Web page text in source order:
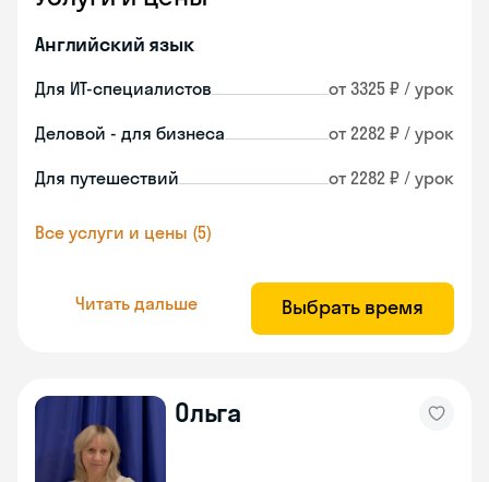
Английский язык
Для ИТ-специалистов от 3325 ₽ / урок
Деловой - для бизнеса от 2282 ₽ / урок
Для путешествий от 2282 ₽ / урок
Все услуги и цены (5)
Читать дальше Выбрать время
Ольга